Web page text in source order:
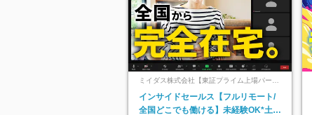
ミイダス株式会社【東証プライム上場パーソ
インサイドセールス【フルリモート/
全国どこでも働ける】未経験OK*土日